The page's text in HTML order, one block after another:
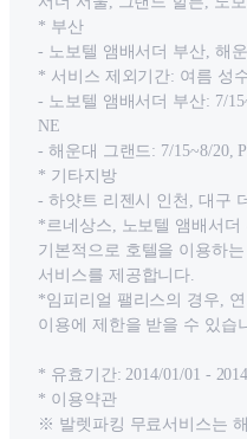
* 부산
- 노보텔 앰배서더 부산, 해
* 서비스 제외기간: 여름 성
- 노보텔 앰배서더 부산: 7/
NE
- 해운대 그랜드: 7/15~8/20,
* 기타지방
- 하얏트 리젠시 인천, 대구
*르네상스, 노보텔 앰배서
기본적으로 호텔을 이용하
서비스를 제공합니다.
*임피리얼 팰리스의 경우,
이용에 제한을 받을 수 있습
* 유효기간: 2014/01/01 -
* 이용약관
※ 발렛파킹 무료서비스는